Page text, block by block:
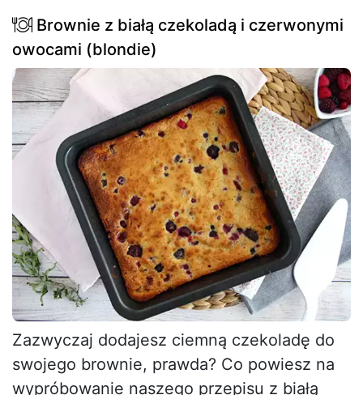
Brownie z białą czekoladą i czerwonymi
owocami (blondie)
Zazwyczaj dodajesz ciemną czekoladę do
swojego brownie, prawda? Co powiesz na
wypróbowanie naszego przepisu z białą